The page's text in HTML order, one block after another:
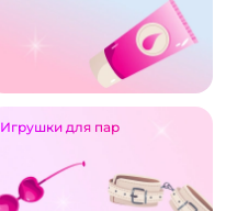
Игрушки для пар